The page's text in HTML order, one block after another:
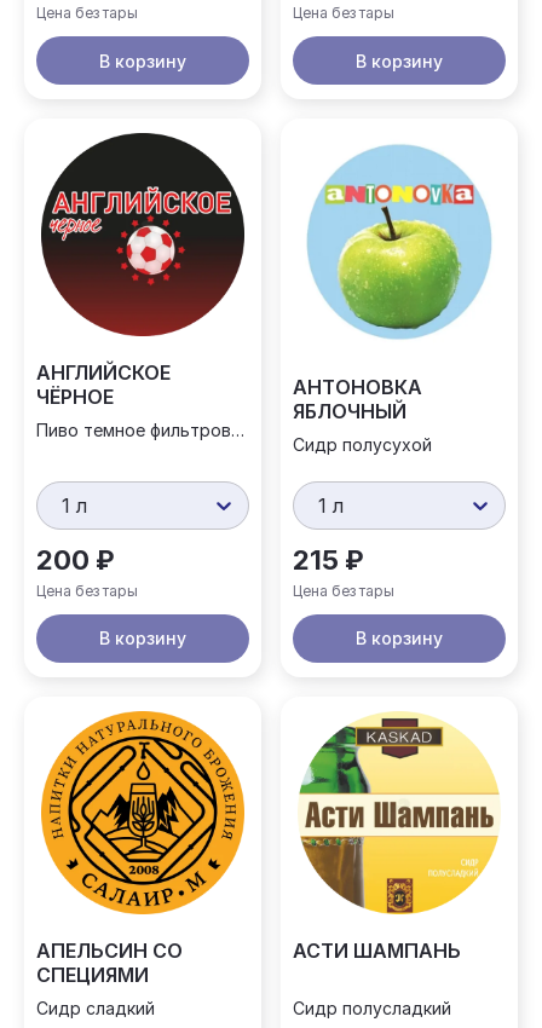
Цена без тары
В корзину
Цена без тары
В корзину
АНГЛИЙСКОЕ
ЧЁРНОЕ
Пиво темное фильтрованное
1 л
200 ₽
Цена без тары
В корзину
АНТОНОВКА
ЯБЛОЧНЫЙ
Сидр полусухой
1 л
215 ₽
Цена без тары
В корзину
АПЕЛЬСИН СО
СПЕЦИЯМИ
Сидр сладкий
АСТИ ШАМПАНЬ
Сидр полусладкий